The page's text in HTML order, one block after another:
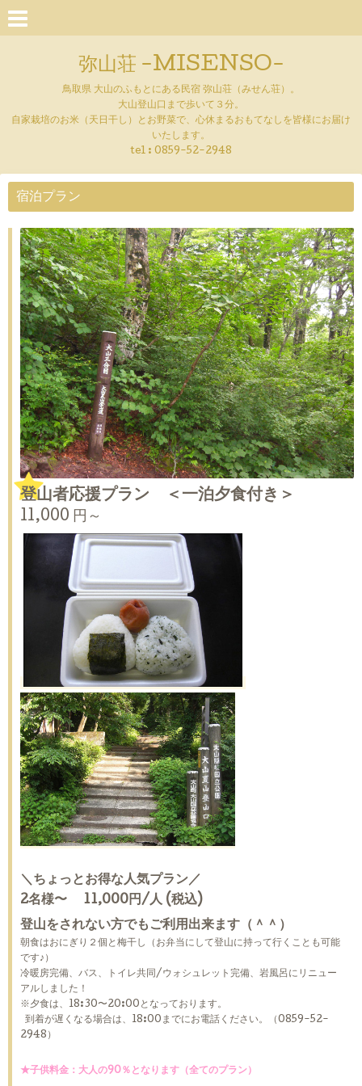
弥山荘 -MISENSO-
鳥取県 大山のふもとにある民宿 弥山荘（みせん荘）。
大山登山口まで歩いて３分。
自家栽培のお米（天日干し）とお野菜で、心休まるおもてなしを皆様にお届け
いたします。
tel : 0859-52-2948
宿泊プラン
登山者応援プラン ＜一泊夕食付き＞
11,000 円～
＼ちょっとお得な人気プラン／
2名様〜 11,000円/人 (税込)
登山をされない方でもご利用出来ます（＾＾）
朝食はおにぎり２個と梅干し（お弁当にして登山に持って行くことも可能
です♪）
冷暖房完備、バス、トイレ共同/ウォシュレット完備、岩風呂にリニュー
アルしました！
※夕食は、18:30〜20:00となっております。
到着が遅くなる場合は、18:00までにお電話ください。（0859-52-
2948）
★子供料金：大人の90％となります（全てのプラン）